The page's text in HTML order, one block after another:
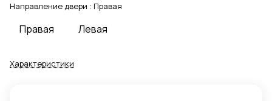
Направление двери : Правая
Правая Левая
Характеристики